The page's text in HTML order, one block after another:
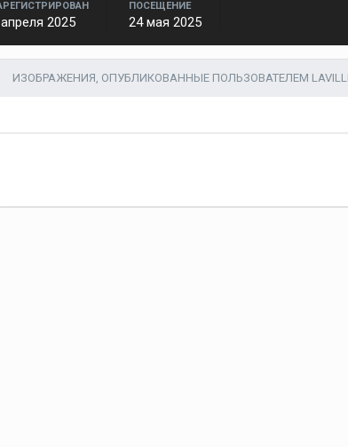
2025
ПОСЕЩЕНИЕ
24 мая 2025
ИЗОБРАЖЕНИЯ, ОПУБЛИКОВАННЫЕ ПОЛЬЗОВАТЕЛЕМ